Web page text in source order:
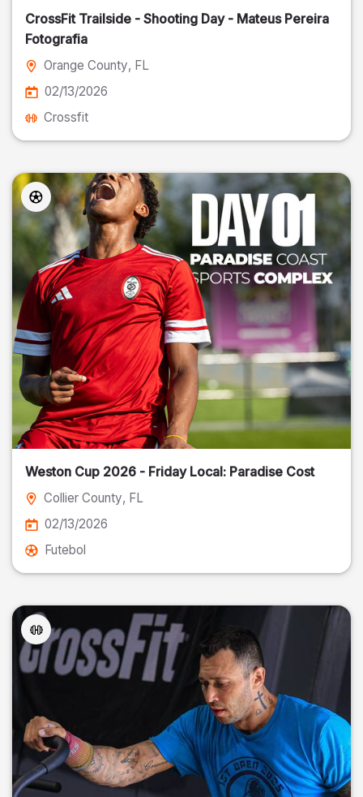
CrossFit Trailside - Shooting Day - Mateus Pereira
Fotografia
Orange County, FL
02/13/2026
Crossfit
Weston Cup 2026 - Friday Local: Paradise Cost
Collier County, FL
02/13/2026
Futebol